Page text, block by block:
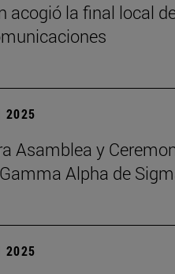
acogió la final local
2025
Asamblea y
Alpha de
2025